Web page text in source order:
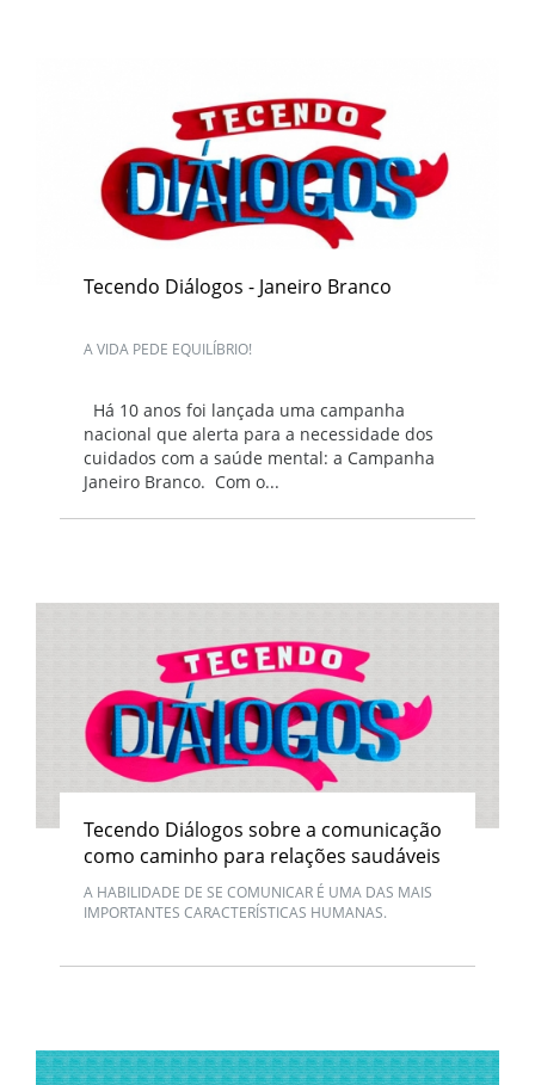
Tecendo Diálogos - Janeiro Branco
A VIDA PEDE EQUILÍBRIO!
Há 10 anos foi lançada uma campanha
nacional que alerta para a necessidade dos
cuidados com a saúde mental: a Campanha
Janeiro Branco. Com o...
Tecendo Diálogos sobre a comunicação
como caminho para relações saudáveis
A HABILIDADE DE SE COMUNICAR É UMA DAS MAIS
IMPORTANTES CARACTERÍSTICAS HUMANAS.